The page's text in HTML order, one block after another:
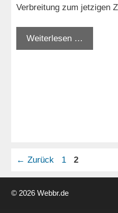
Verbreitung zum jetzigen
Weiterlesen …
← Zurück Seite
1 Seite
2
© 2026 Webbr.de